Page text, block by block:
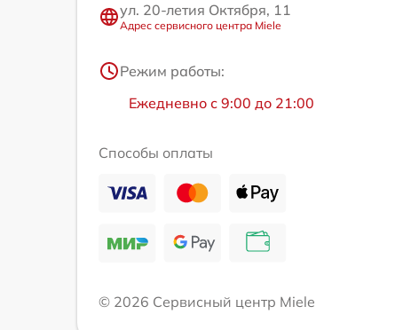
ул. 20-летия Октября, 11
Адрес сервисного центра Miele
Режим работы:
Ежедневно с 9:00 до 21:00
Способы оплаты
© 2026 Сервисный центр Miele